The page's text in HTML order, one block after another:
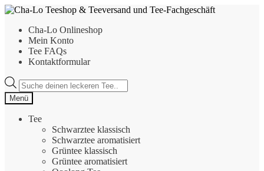
Zur
springen
Zum
springenCha-Lo Onlineshop
Mein Konto
Tee FAQs
Kontaktformular
Products
search
Menü
Tee
Schwarztee klassisch
Schwarztee aromatisiert
Grüntee klassisch
Grüntee aromatisiert